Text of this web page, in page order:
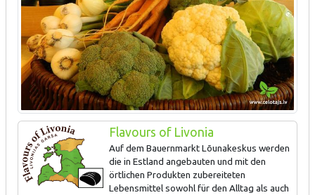
Flavours of Livonia
Auf dem Bauernmarkt Lõunakeskus werden
die in Estland angebauten und mit den
örtlichen Produkten zubereiteten
Lebensmittel sowohl für den Alltag als auch